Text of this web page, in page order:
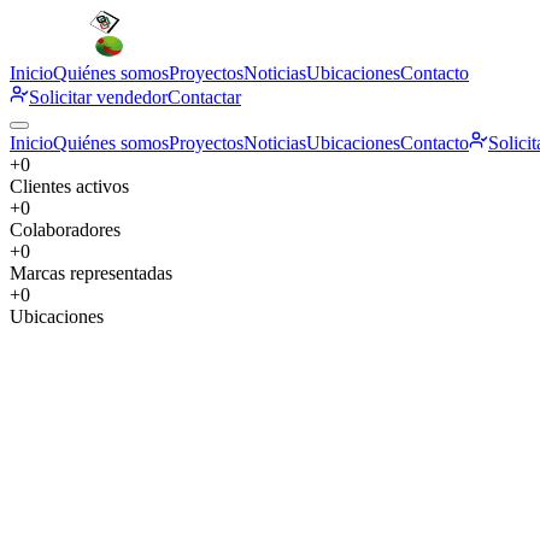
InicioQuiénes somosProyectosNoticiasUbicacionesContacto
Solicitar vendedorContactar
InicioQuiénes somosProyectosNoticiasUbicacionesContacto
+0
Clientes activos
+0
Colaboradores
+0
Marcas representadas
+0
Ubicaciones